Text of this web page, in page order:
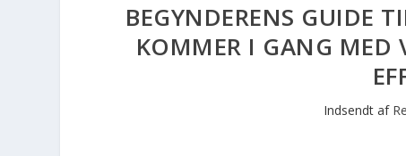
BEGYNDERENS GUIDE
KOMMER I GANG
Indsendt af